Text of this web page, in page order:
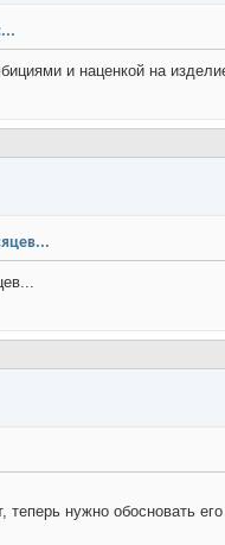
и наценкой на
теперь нужно обосновать